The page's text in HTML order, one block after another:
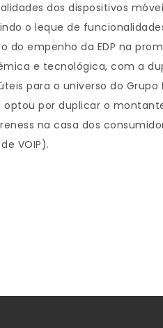
dos dispositivos
o leque de
do empenho da EDP na
e tecnológica, com a
para o universo do Grupo
optou por duplicar o
na casa dos
VOIP).